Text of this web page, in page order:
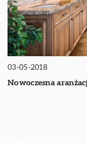
03-05-2018
Nowoczesna